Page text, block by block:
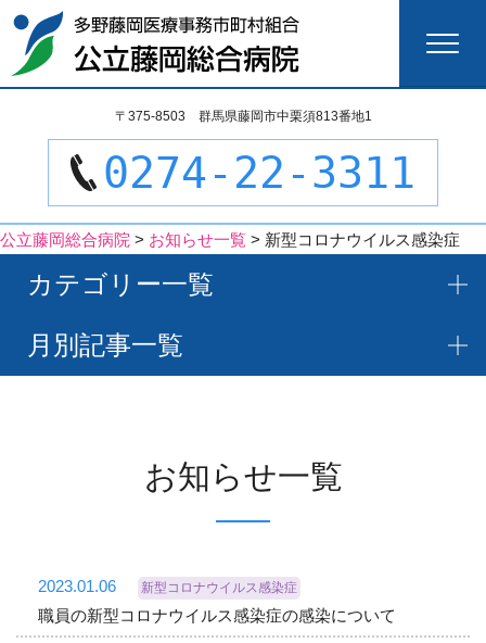
検
索:
〒375-8503 群馬県藤岡市中栗須813番地1
0274-22-3311
公立藤岡総合病院 > お知らせ一覧 > 新型コロナウイルス感染症
カテゴリー一覧
月別記事一覧
お知らせ一覧
2023.01.06 新型コロナウイルス感染症
職員の新型コロナウイルス感染症の感染について